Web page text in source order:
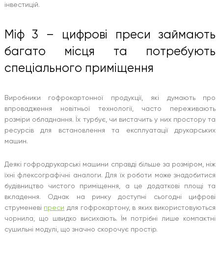
інвестицій.
Міф 3 – цифрові преси займають
багато місця та потребують
спеціального приміщення
Виробники гофрокартонної продукції, які думають про
впровадження новітньої технології, часто переживають
розміри обладнання. Їх турбує, чи вистачить у них простору та
ресурсів для встановлення та експлуатації друкарських
машин.
Деякі гофродрукарські машини справді більше за розміром, ніж
їхні флексографічні аналоги. Для їх роботи може знадобитися
будівництво чистого приміщення, а це додаткові площі та
вкладення. Однак на ринку доступні сьогодні цифрові
струменеві преси для гофрокартону, в яких використовуються
чорнила, що швидко висихають. Їм потрібні лише компактні
сушильні модулі, що значно скорочує простір.